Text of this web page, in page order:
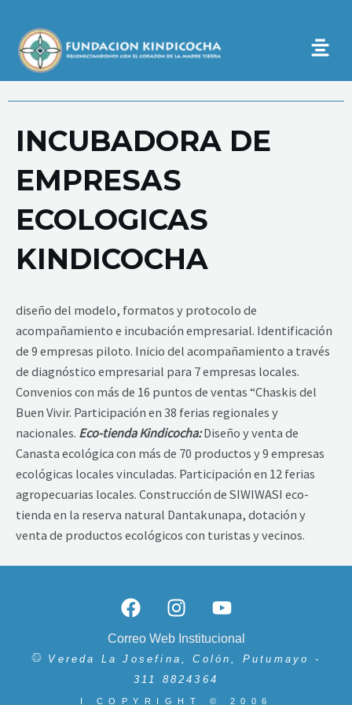
contenido
INCUBADORA DE
EMPRESAS
ECOLOGICAS
KINDICOCHA
diseño del modelo, formatos y protocolo de
acompañamiento e incubación empresarial. Identificación
de 9 empresas piloto. Inicio del acompañamiento a través
de diagnóstico empresarial para 7 empresas locales.
Convenios con más de 16 puntos de ventas “Chaskis del
Buen Vivir. Participación en 38 ferias regionales y
nacionales. Eco-tienda Kindicocha:Diseño y venta de
Canasta ecológica con más de 70 productos y 9 empresas
ecológicas locales vinculadas. Participación en 12 ferias
agropecuarias locales. Construcción de SIWIWASI eco-
tienda en la reserva natural Dantakunapa, dotación y
venta de productos ecológicos con turistas y vecinos.
F
a
c
e
b
o
I
n
s
t
a
g
Y
o
u
t
b
Correo Web Institucional
Vereda La Josefina, Colón, Putumayo -
311 8824364
I COPYRIGHT © 2006